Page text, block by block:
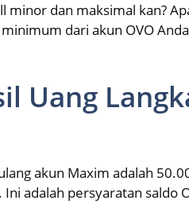
minor dan maksimal kan?
dari akun OVO
Uang
akun Maxim adalah
adalah persyaratan saldo